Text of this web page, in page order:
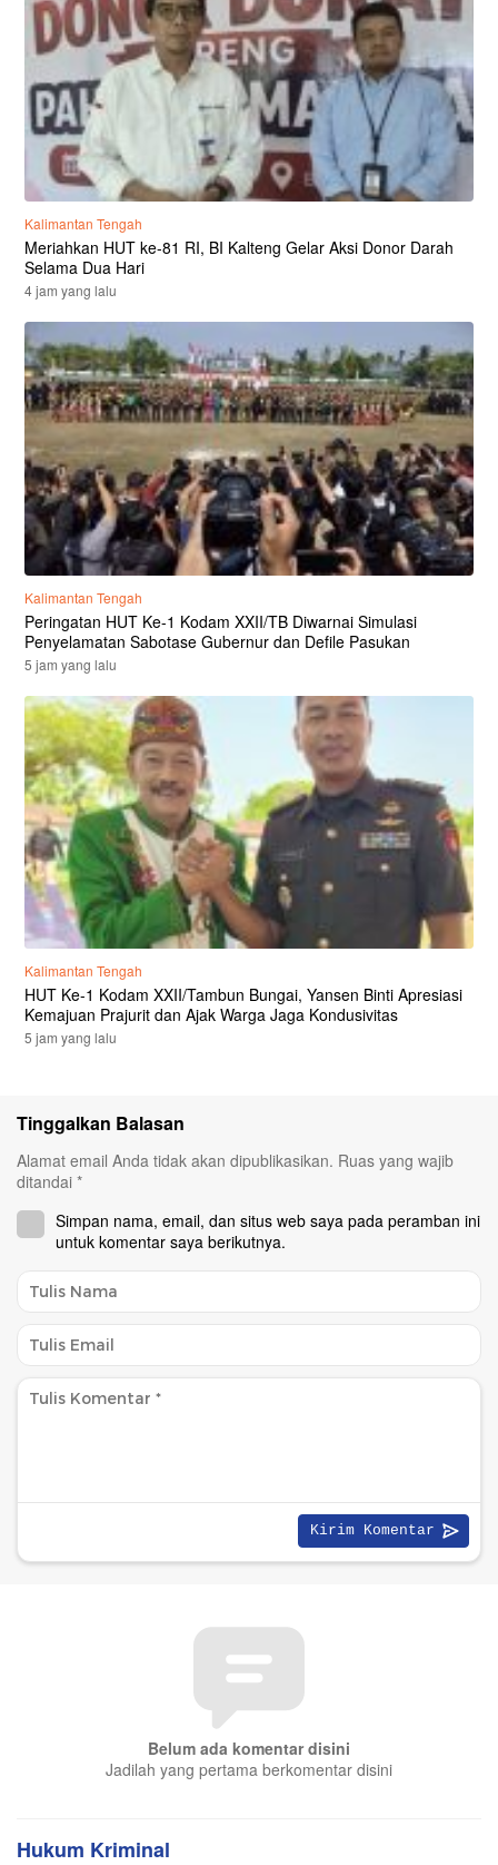
Kalimantan Tengah
Meriahkan HUT ke-81 RI, BI Kalteng Gelar Aksi Donor Darah
Selama Dua Hari
4 jam yang lalu
Kalimantan Tengah
Peringatan HUT Ke-1 Kodam XXII/TB Diwarnai Simulasi
Penyelamatan Sabotase Gubernur dan Defile Pasukan
5 jam yang lalu
Kalimantan Tengah
HUT Ke-1 Kodam XXII/Tambun Bungai, Yansen Binti Apresiasi
Kemajuan Prajurit dan Ajak Warga Jaga Kondusivitas
5 jam yang lalu
Tinggalkan Balasan
Alamat email Anda tidak akan dipublikasikan. Ruas yang wajib
ditandai *
Simpan nama, email, dan situs web saya pada peramban ini
untuk komentar saya berikutnya.
Belum ada komentar disini
Jadilah yang pertama berkomentar disini
Hukum Kriminal